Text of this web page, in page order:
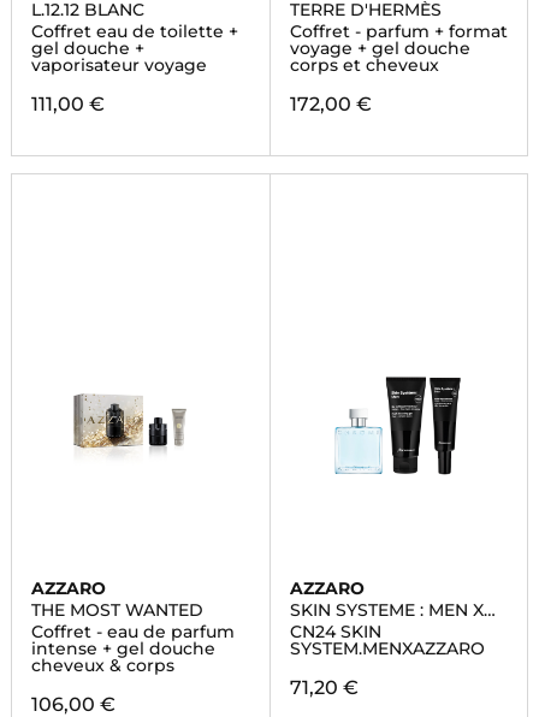
L.12.12 BLANC
Coffret eau de toilette +
gel douche +
vaporisateur voyage
111,00 €
TERRE D'HERMÈS
Coffret - parfum + format
voyage + gel douche
corps et cheveux
172,00 €
AZZARO
THE MOST WANTED
Coffret - eau de parfum
intense + gel douche
cheveux & corps
106,00 €
AZZARO
SKIN SYSTEME : MEN X
AZZARO
CN24 SKIN
SYSTEM.MENXAZZARO
71,20 €